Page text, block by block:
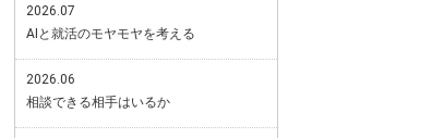
2026.07
AIと就活のモヤモヤを考える
2026.06
相談できる相手はいるか